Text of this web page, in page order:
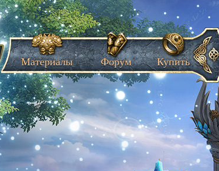
Материалы Форум Купить